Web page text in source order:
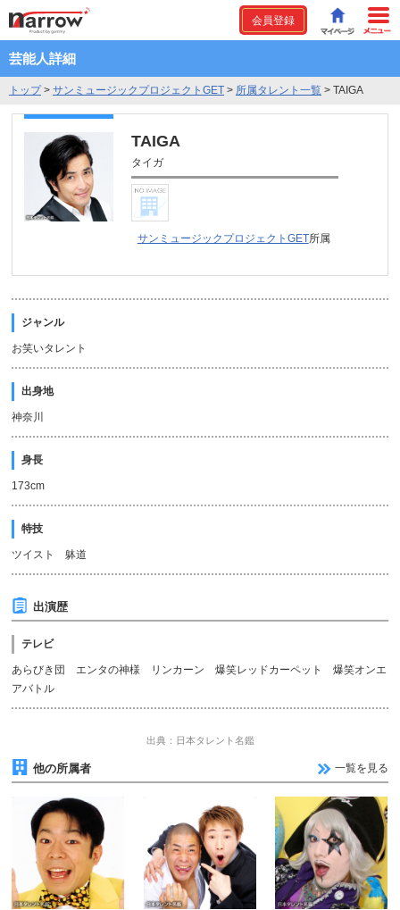
会員登録
芸能人詳細
トップ> サンミュージックプロジェクトGET > 所属タレント一覧 > TAIGA
TAIGA
タイガ
サンミュージックプロジェクトGET所属
ジャンル
お笑いタレント
出身地
神奈川
身長
173cm
特技
ツイスト 躰道
出演歴
テレビ
あらびき団 エンタの神様 リンカーン 爆笑レッドカーペット 爆笑オンエ
アバトル
出典：日本タレント名鑑
他の所属者 一覧を見る